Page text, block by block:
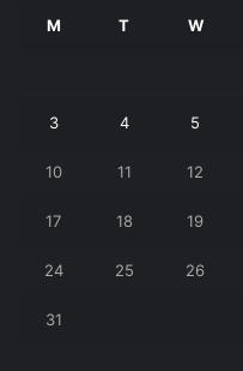
M T W
3 4 5
10 11 12
17 18 19
24 25 26
31